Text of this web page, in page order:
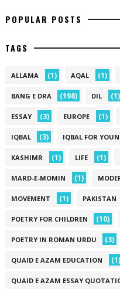
POPULAR POSTS
TAGS
ALLAMA (1) AQAL (1)
BANG E DRA (198) DIL (1)
ESSAY (3) EUROPE (1)
IQBAL (3) IQBAL FOR
KASHIMR (1) LIFE (1)
MARD-E-MOMIN (1)
MOVEMENT (1) PAKISTAN
POETRY FOR CHILDREN (10)
POETRY IN ROMAN URDU (3)
QUAID E AZAM EDUCATION (1)
QUAID E AZAM ESSAY